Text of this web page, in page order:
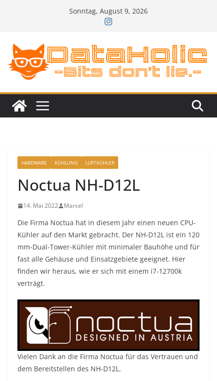
Sonntag, August 9, 2026
HARDWARE KÜHLUNG LUFTKÜHLER
Noctua NH-D12L
14. Mai 2022 Marcel
Die Firma Noctua hat in diesem Jahr einen neuen CPU-
Kühler auf den Markt gebracht. Der NH-D12L ist ein 120
mm-Dual-Tower-Kühler mit minimaler Bauhöhe und für
fast alle Gehäuse und Einsatzgebiete geeignet. Hier
finden wir heraus, wie er sich mit einem i7-12700k
verträgt.
Vielen Dank an die Firma Noctua für das Vertrauen und
dem Bereitstellen des NH-D12L.